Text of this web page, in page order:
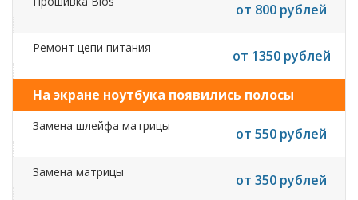
от 800 рублей
Ремонт цепи питания от 1350 рублей
На экране ноутбука появились полосы
Замена шлейфа матрицы от 550 рублей
Замена матрицы от 350 рублей